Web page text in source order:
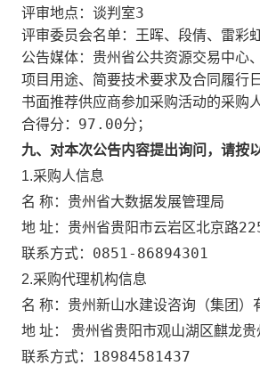
评审地点：谈判室3
评审委员会名单：王晖、段倩、雷彩
公告媒体：贵州省公共资源交易中心
项目用途、简要技术要求及合同履行
书面推荐供应商参加采购活动的采购
合得分：97.00分；
九、对本次公告内容提出询问，请按
1.采购人信息
名 称： 贵州省大数据发展管理局
地 址： 贵州省贵阳市云岩区北京路
联系方式： 0851-86894301
2.采购代理机构信息
名 称： 贵州新山水建设咨询（集团）
地 址： 贵州省贵阳市观山湖区麒龙
联系方式： 18984581437